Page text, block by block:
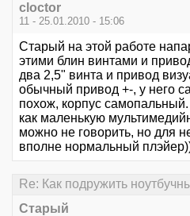
cloctor
11 - 25.01.2010 - 15:06
Старый на этой работе
этими блин винтами и
два 2,5" винта и привод
обычный привод +-, у него
похож, корпус
как маленькую
можно не говорить, но для
вполне нормальный
Re: Как подружить
Старый